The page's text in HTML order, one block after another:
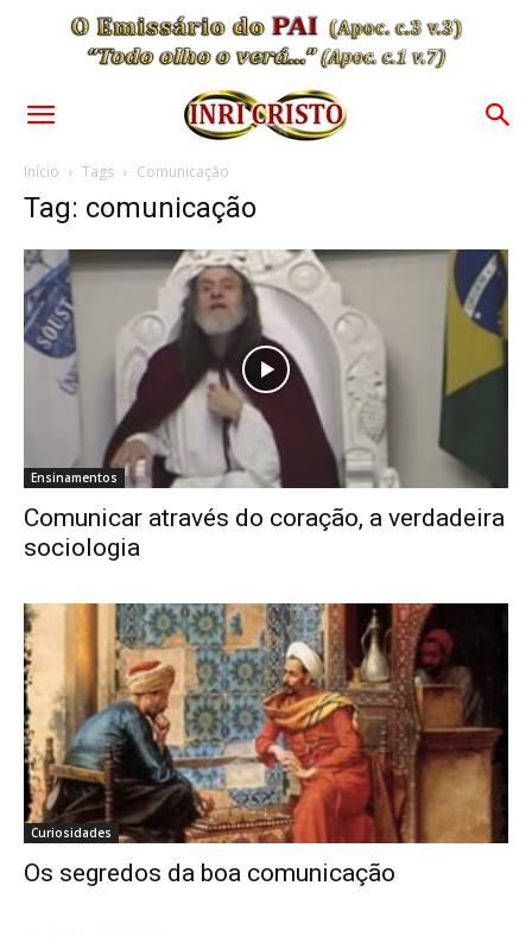
Início Tags Comunicação
Tag: comunicação
Ensinamentos
Comunicar através do coração, a verdadeira
sociologia
Curiosidades
Os segredos da boa comunicação